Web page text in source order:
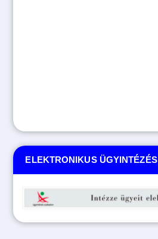
ELEKTRONIKUS ÜGYINTÉZÉS